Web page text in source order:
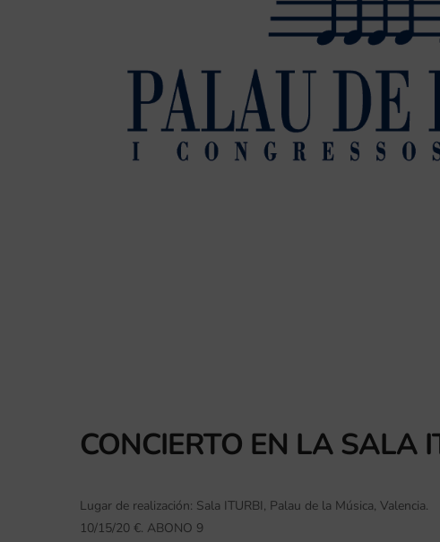
CONCIERTO EN LA SALA
Lugar de realización: Sala ITURBI, Palau de la Música, Valencia.
10/15/20 €. ABONO 9